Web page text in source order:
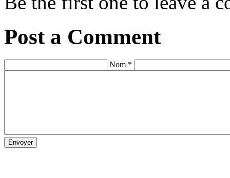
Post a Comment
Nom *